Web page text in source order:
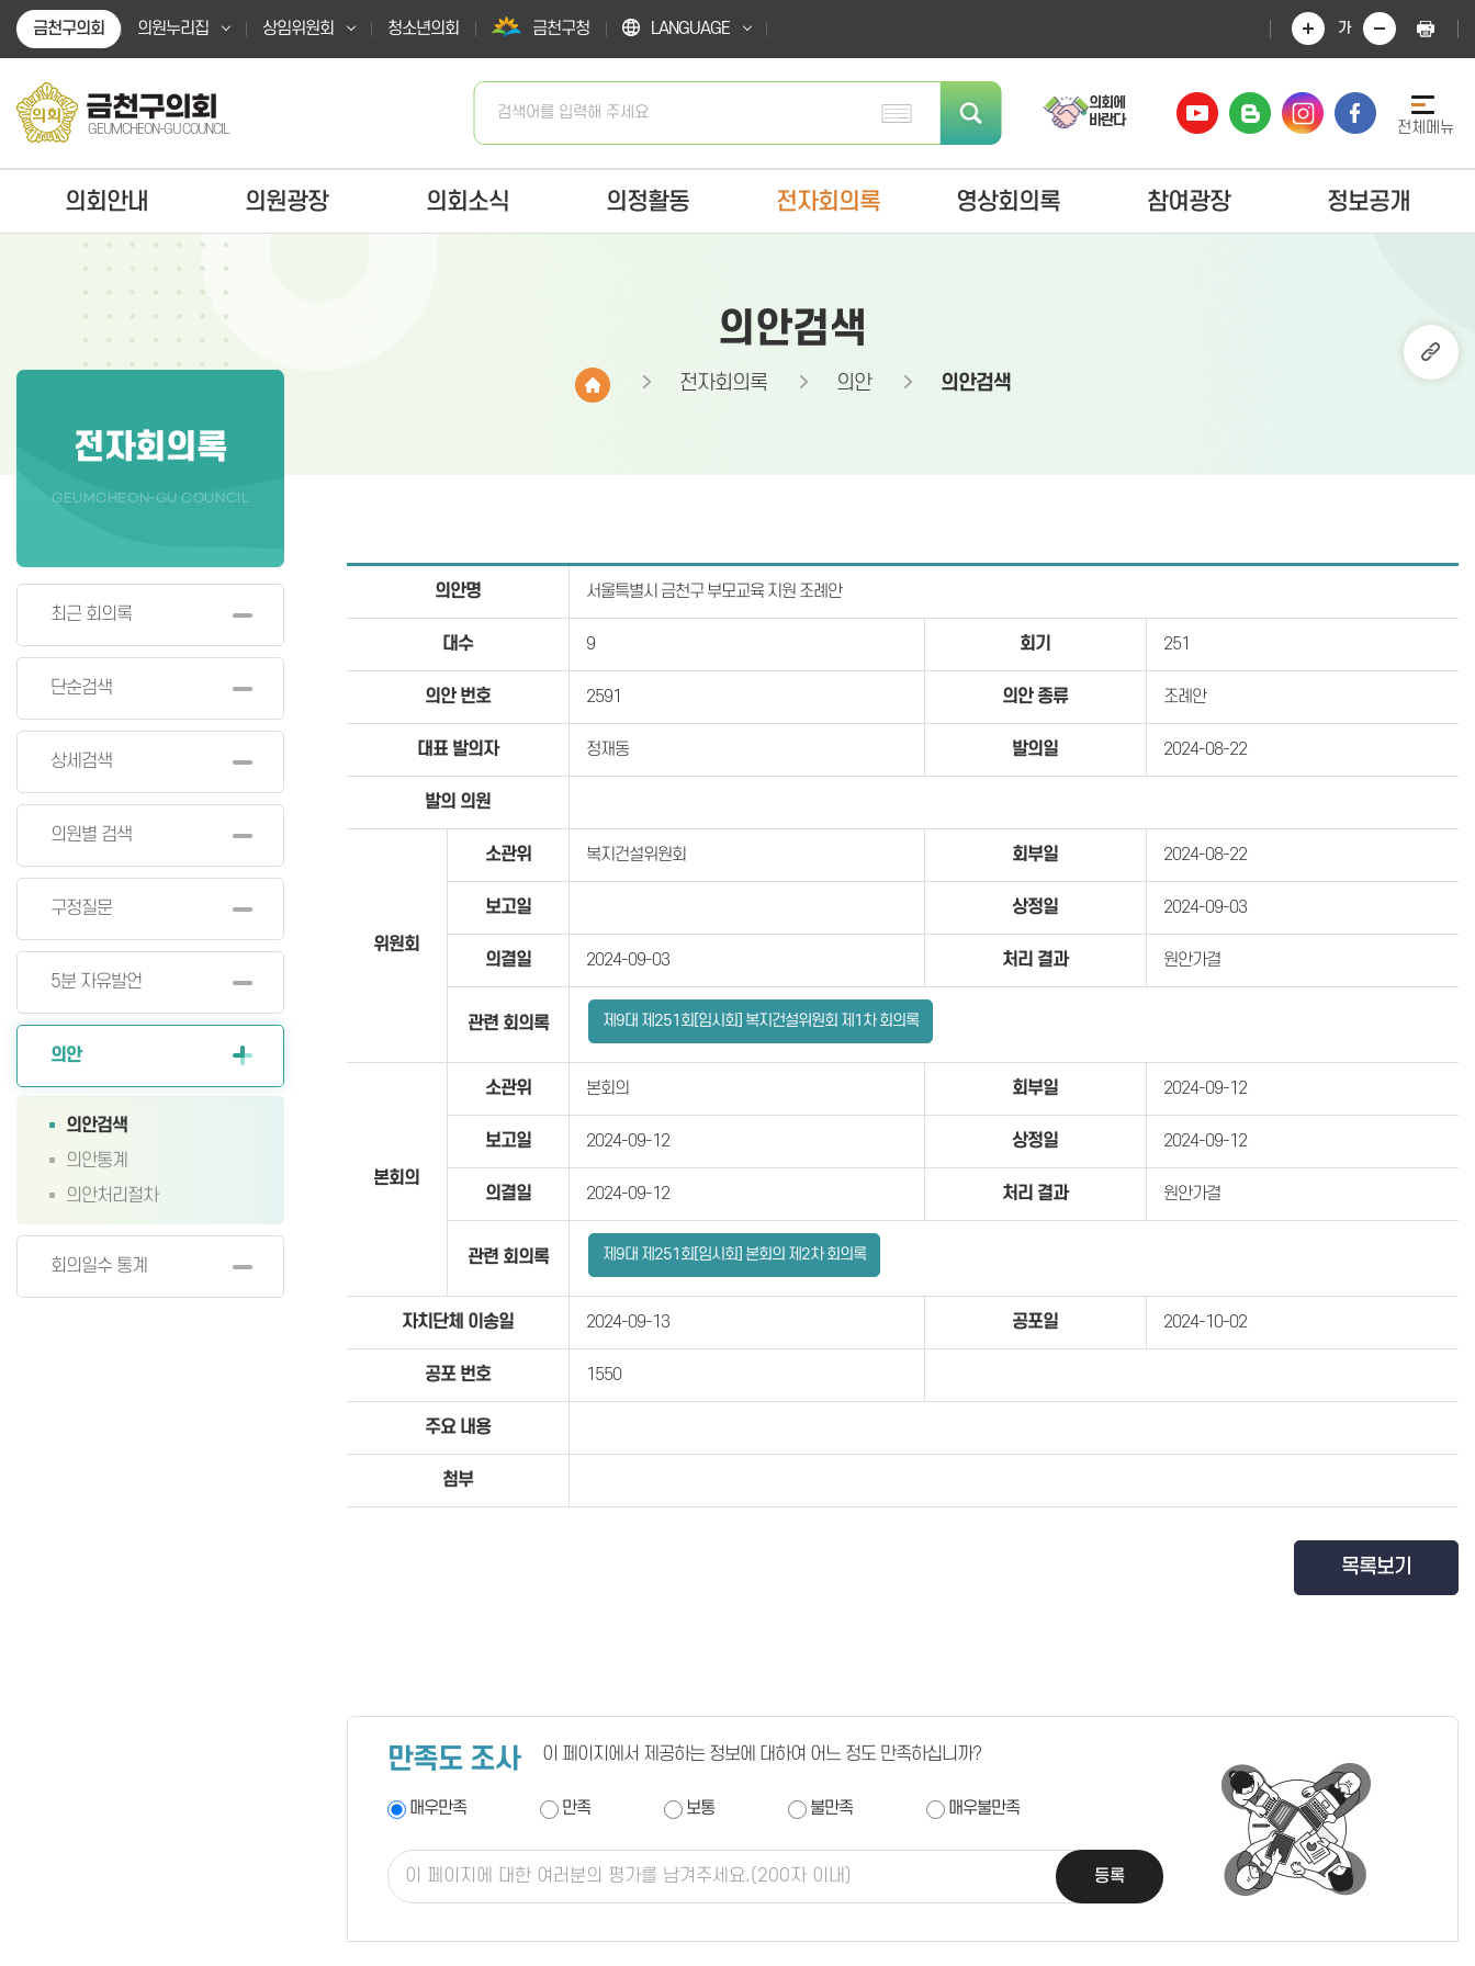
본문바로가기
금천구의회
의원누리집 상임위원회 청소년의회 금천구청 LANGUAGE 가
금천구의회
GEUMCHEON-GU COUNCIL
의회안내 의원광장 의회소식 의정활동 전자회의록 영상회의록 참여광장 정보공개
의회에
바란다
전체메뉴
전자회의록
GEUMCHEON-GU COUNCIL
최근 회의록
단순검색
상세검색
의원별 검색
구정질문
5분 자유발언
의안
의안검색
의안통계
의안처리절차
회의일수 통계
의안검색
전자회의록 의안 의안검색
의안명 서울특별시 금천구 부모교육 지원 조례안
대수 9 회기 251
의안 번호 2591 의안 종류 조례안
대표 발의자 정재동 발의일 2024-08-22
발의 의원
위원회
소관위 복지건설위원회 회부일 2024-08-22
보고일 상정일 2024-09-03
의결일 2024-09-03 처리 결과 원안가결
관련 회의록 제9대 제251회[임시회] 복지건설위원회 제1차 회의록
본회의
소관위 본회의 회부일 2024-09-12
보고일 2024-09-12 상정일 2024-09-12
의결일 2024-09-12 처리 결과 원안가결
관련 회의록 제9대 제251회[임시회] 본회의 제2차 회의록
자치단체 이송일 2024-09-13 공포일 2024-10-02
공포 번호 1550
주요 내용
첨부
목록보기
만족도 조사 이 페이지에서 제공하는 정보에 대하여 어느 정도 만족하십니까?
매우만족 만족 보통 불만족 매우불만족
등록